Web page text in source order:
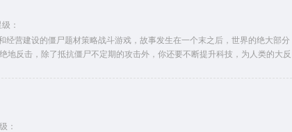
：
经营建设的僵尸题材策略战斗游戏，故事发生在一个末之后，世界的绝大部分
地反击，除了抵抗僵尸不定期的攻击外，你还要不断提升科技，为人类的大反
：